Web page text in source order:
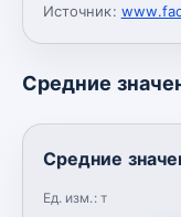
Источник:
Средние
Средние
Ед. изм.: т